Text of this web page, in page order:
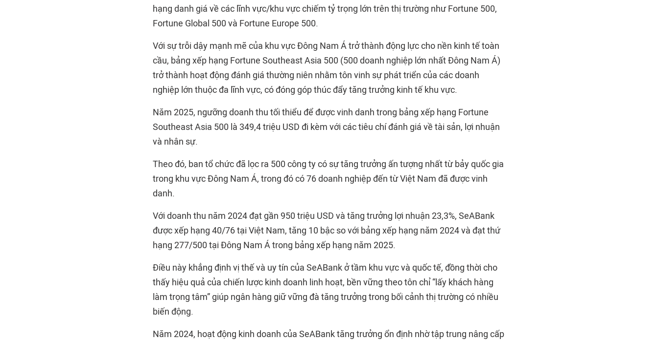
hạng danh giá về các lĩnh vực/khu vực chiếm tỷ trọng lớn trên thị trường như Fortune 500,
Fortune Global 500 và Fortune Europe 500.
Với sự trỗi dậy mạnh mẽ của khu vực Đông Nam Á trở thành động lực cho nền kinh tế toàn
cầu, bảng xếp hạng Fortune Southeast Asia 500 (500 doanh nghiệp lớn nhất Đông Nam Á)
trở thành hoạt động đánh giá thường niên nhằm tôn vinh sự phát triển của các doanh
nghiệp lớn thuộc đa lĩnh vực, có đóng góp thúc đẩy tăng trưởng kinh tế khu vực.
Năm 2025, ngưỡng doanh thu tối thiểu để được vinh danh trong bảng xếp hạng Fortune
Southeast Asia 500 là 349,4 triệu USD đi kèm với các tiêu chí đánh giá về tài sản, lợi nhuận
và nhân sự.
Theo đó, ban tổ chức đã lọc ra 500 công ty có sự tăng trưởng ấn tượng nhất từ bảy quốc gia
trong khu vực Đông Nam Á, trong đó có 76 doanh nghiệp đến từ Việt Nam đã được vinh
danh.
Với doanh thu năm 2024 đạt gần 950 triệu USD và tăng trưởng lợi nhuận 23,3%, SeABank
được xếp hạng 40/76 tại Việt Nam, tăng 10 bậc so với bảng xếp hạng năm 2024 và đạt thứ
hạng 277/500 tại Đông Nam Á trong bảng xếp hạng năm 2025.
Điều này khẳng định vị thế và uy tín của SeABank ở tầm khu vực và quốc tế, đồng thời cho
thấy hiệu quả của chiến lược kinh doanh linh hoạt, bền vững theo tôn chỉ “lấy khách hàng
làm trọng tâm” giúp ngân hàng giữ vững đà tăng trưởng trong bối cảnh thị trường có nhiều
biến động.
Năm 2024, hoạt động kinh doanh của SeABank tăng trưởng ổn định nhờ tập trung nâng cấp